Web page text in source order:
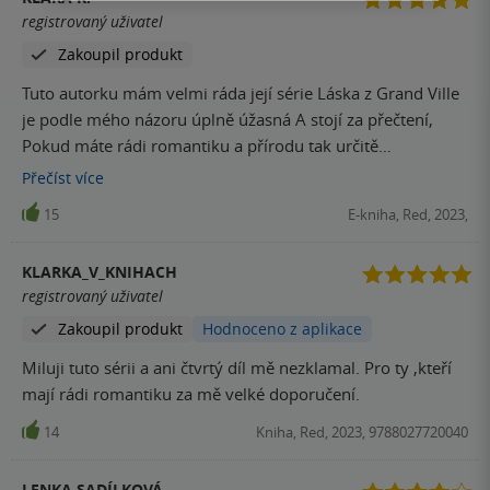
tam přiřítil Cole jako přírodní katastrofa ❤️No užila jsem si
každou chvilku.Po dlouhé době jsem přečetla knížku za pár
hodinek a vůbec se mi s těma dvěma nechtělo loučit.Vážně
klobouk dolůUž se těším na Samíka,takže šupněte mi sem
už další díleček prosím pěkně
registrovaný uživatel
Zakoupil produkt
Tuto autorku mám velmi ráda její série Láska z Grand Ville
je podle mého názoru úplně úžasná A stojí za přečtení,
Pokud máte rádi romantiku a přírodu tak určitě
neprohloupíte nákupem této série v celku. Nové vyhlídky–
již po 4 se vracíme do Green Valley. miluju toto
maloměsto. Tentokrát sledujeme Annie a Cole– od
dlouhou dobu v kómatu a nyní se vrať vrací do městečka
kde žije zde potkává filmovou hvězdu a láska mezi nimi
může začít. asi nejvíce mě rozesmálo sáňkování (vrátila
jsem se do dětských let) Miluji knížky od této autorky jsou
skvělé a pokud máte rádi romantiku tak určitě doporučuji
tuto celou sérii stojí to opravdu za to, já mám všechny díly
série pořízené jako e -knížky a nemůžu se jich nabažit.
Přečíst více
15 E-kniha, Red, 2023,
KLARKA_V_KNIHACH
registrovaný uživatel
Zakoupil produkt
Hodnoceno z aplikace
Miluji tuto sérii a ani čtvrtý díl mě nezklamal. Pro ty ,kteří
mají rádi romantiku za mě velké doporučení.
14 Kniha, Red, 2023, 9788027720040